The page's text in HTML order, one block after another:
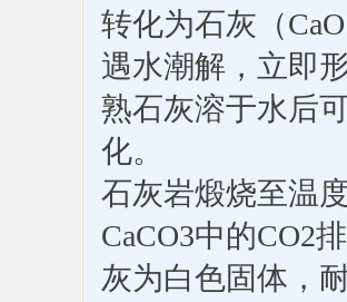
转化为石灰（CaO
遇水潮解，立即
熟石灰溶于水后
化。
石灰岩煅烧至温
CaCO3中的CO2
灰为白色固体，